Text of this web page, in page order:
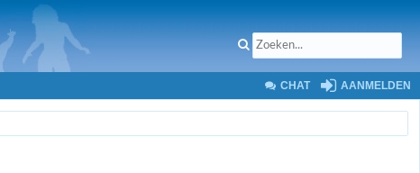
CHAT AANMELDEN